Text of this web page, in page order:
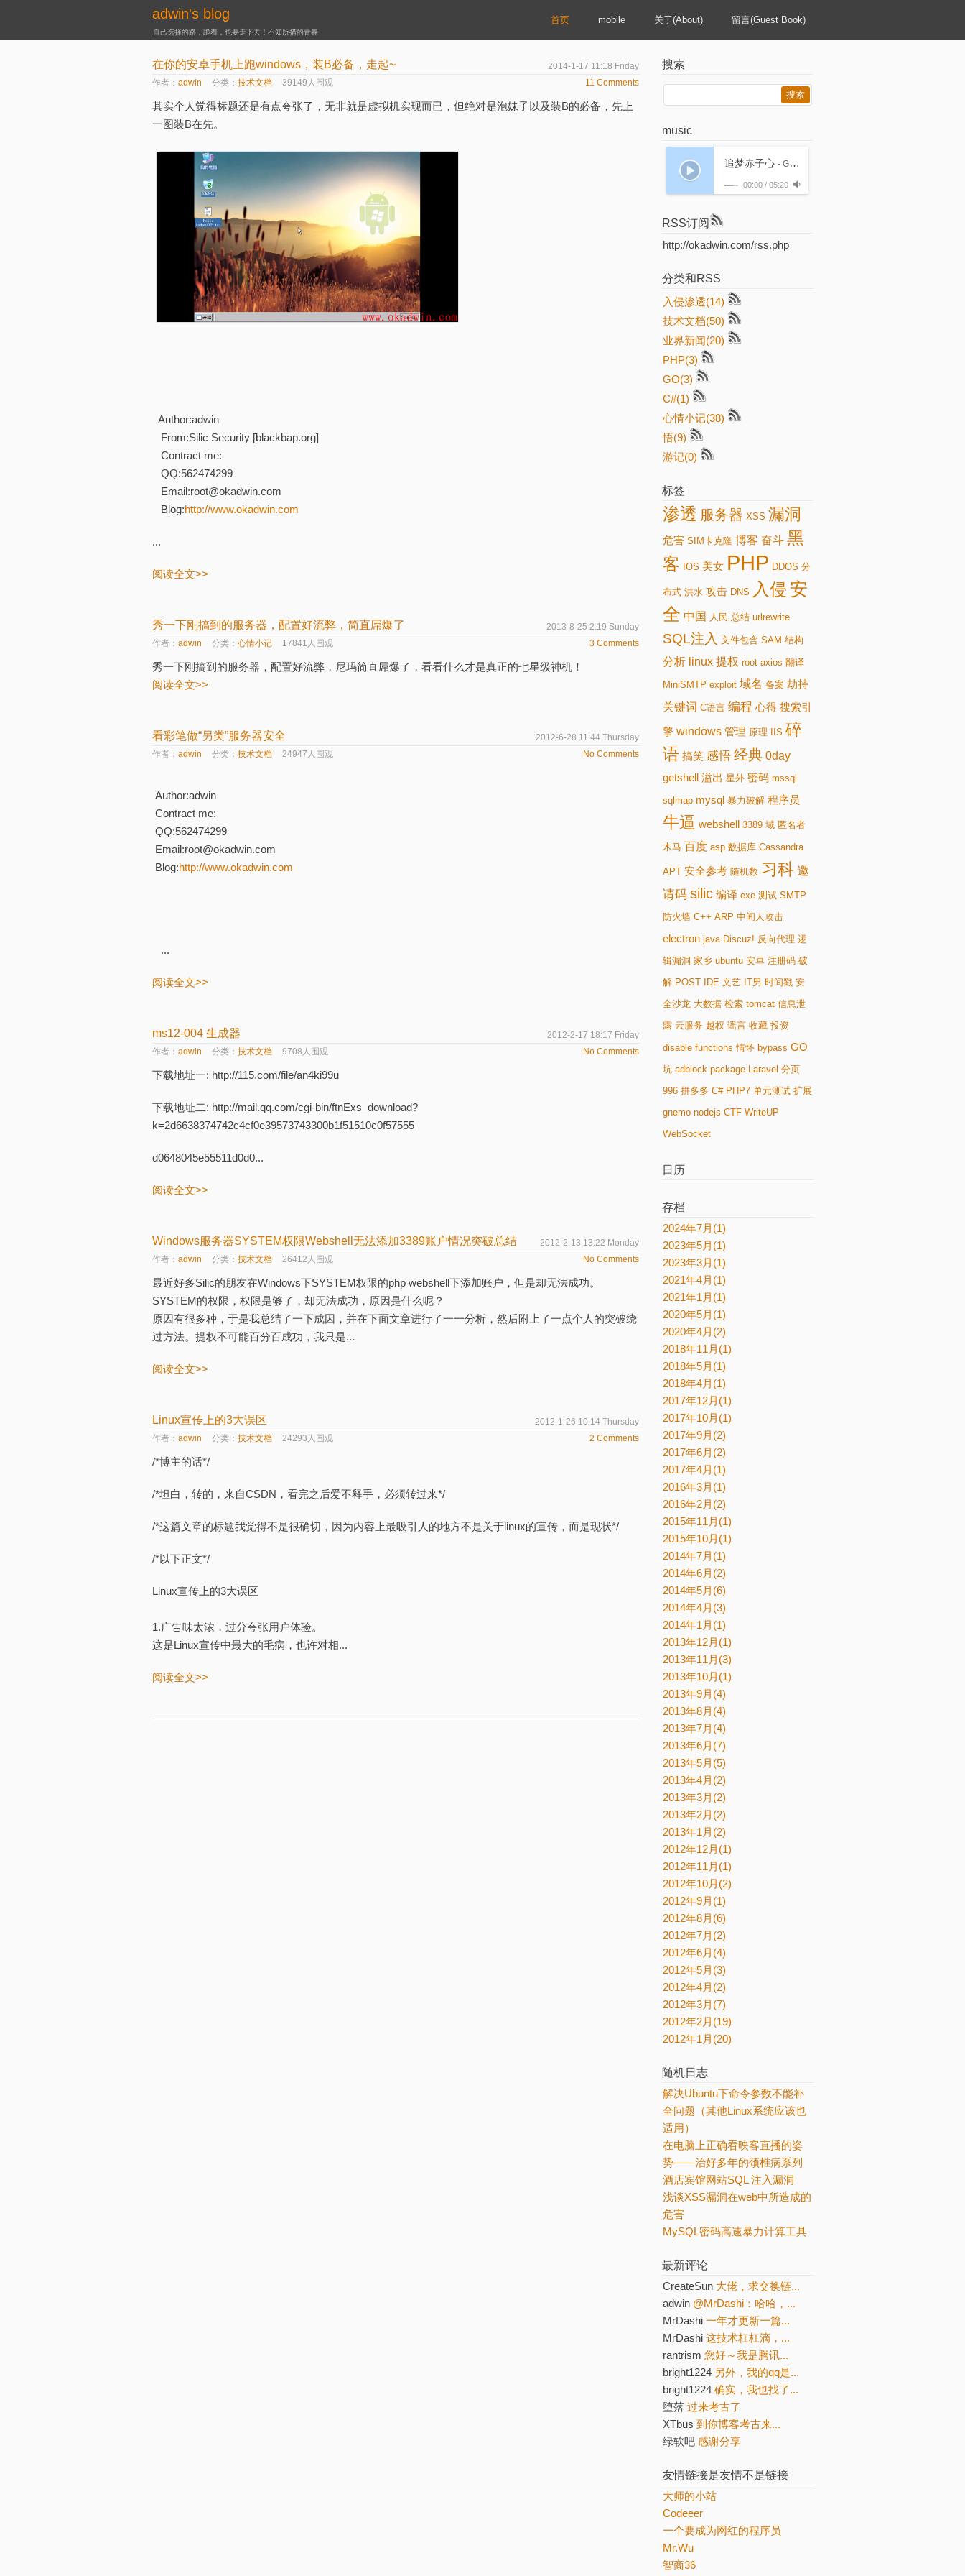
adwin's blog
自己选择的路，跪着，也要走下去！不知所措的青春
首页 mobile 关于(About) 留言(Guest Book)
2014-1-17 11:18 Friday
在你的安卓手机上跑windows，装B必备，走起~
11 Comments
作者： adwin 分类： 技术文档 39149人围观
其实个人觉得标题还是有点夸张了，无非就是虚拟机实现而已，但绝对是泡妹子以及装B的必备，先上
一图装B在先。
Author:adwin
From:Silic Security [blackbap.org]
Contract me:
QQ:562474299
Email:root@okadwin.com
Blog:http://www.okadwin.com
...
阅读全文>>
2013-8-25 2:19 Sunday
秀一下刚搞到的服务器，配置好流弊，简直屌爆了
3 Comments
作者： adwin 分类： 心情小记 17841人围观
秀一下刚搞到的服务器，配置好流弊，尼玛简直屌爆了，看看什么才是真正的七星级神机！
阅读全文>>
2012-6-28 11:44 Thursday
看彩笔做“另类”服务器安全
No Comments
作者： adwin 分类： 技术文档 24947人围观
Author:adwin
Contract me:
QQ:562474299
Email:root@okadwin.com
Blog:http://www.okadwin.com
...
阅读全文>>
2012-2-17 18:17 Friday
ms12-004 生成器
No Comments
作者： adwin 分类： 技术文档 9708人围观
下载地址一: http://115.com/file/an4ki99u
下载地址二: http://mail.qq.com/cgi-bin/ftnExs_download?
k=2d6638374742c4cf0e39573743300b1f51510c0f57555
d0648045e55511d0d0...
阅读全文>>
2012-2-13 13:22 Monday
Windows服务器SYSTEM权限Webshell无法添加3389账户情况突破总结
No Comments
作者： adwin 分类： 技术文档 26412人围观
最近好多Silic的朋友在Windows下SYSTEM权限的php webshell下添加账户，但是却无法成功。
SYSTEM的权限，权限是够了，却无法成功，原因是什么呢？
原因有很多种，于是我总结了一下成因，并在下面文章进行了一一分析，然后附上了一点个人的突破绕
过方法。提权不可能百分百成功，我只是...
阅读全文>>
2012-1-26 10:14 Thursday
Linux宣传上的3大误区
2 Comments
作者： adwin 分类： 技术文档 24293人围观
/*博主的话*/
/*坦白，转的，来自CSDN，看完之后爱不释手，必须转过来*/
/*这篇文章的标题我觉得不是很确切，因为内容上最吸引人的地方不是关于linux的宣传，而是现状*/
/*以下正文*/
Linux宣传上的3大误区
1.广告味太浓，过分夸张用户体验。
这是Linux宣传中最大的毛病，也许对相...
阅读全文>>
搜索
music
追梦赤子心 - GALA
00:00 / 05:20
RSS订阅
http://okadwin.com/rss.php
分类和RSS
入侵渗透(14)
技术文档(50)
业界新闻(20)
PHP(3)
GO(3)
C#(1)
心情小记(38)
悟(9)
游记(0)
标签
渗透 服务器 XSS 漏洞
危害 SIM卡克隆 博客 奋斗 黑
客 IOS 美女 PHP DDOS 分
布式 洪水 攻击 DNS 入侵 安
全 中国 人民 总结 urlrewrite
SQL注入 文件包含 SAM 结构
分析 linux 提权 root axios 翻译
MiniSMTP exploit 域名 备案 劫持
关键词 C语言 编程 心得 搜索引
擎 windows 管理 原理 IIS 碎
语 搞笑 感悟 经典 0day
getshell 溢出 星外 密码 mssql
sqlmap mysql 暴力破解 程序员
牛逼 webshell 3389 域 匿名者
木马 百度 asp 数据库 Cassandra
APT 安全参考 随机数 习科 邀
请码 silic 编译 exe 测试 SMTP
防火墙 C++ ARP 中间人攻击
electron java Discuz! 反向代理 逻
辑漏洞 家乡 ubuntu 安卓 注册码 破
解 POST IDE 文艺 IT男 时间戳 安
全沙龙 大数据 检索 tomcat 信息泄
露 云服务 越权 谣言 收藏 投资
disable functions 情怀 bypass GO
坑 adblock package Laravel 分页
996 拼多多 C# PHP7 单元测试 扩展
gnemo nodejs CTF WriteUP
WebSocket
日历
存档
2024年7月(1)
2023年5月(1)
2023年3月(1)
2021年4月(1)
2021年1月(1)
2020年5月(1)
2020年4月(2)
2018年11月(1)
2018年5月(1)
2018年4月(1)
2017年12月(1)
2017年10月(1)
2017年9月(2)
2017年6月(2)
2017年4月(1)
2016年3月(1)
2016年2月(2)
2015年11月(1)
2015年10月(1)
2014年7月(1)
2014年6月(2)
2014年5月(6)
2014年4月(3)
2014年1月(1)
2013年12月(1)
2013年11月(3)
2013年10月(1)
2013年9月(4)
2013年8月(4)
2013年7月(4)
2013年6月(7)
2013年5月(5)
2013年4月(2)
2013年3月(2)
2013年2月(2)
2013年1月(2)
2012年12月(1)
2012年11月(1)
2012年10月(2)
2012年9月(1)
2012年8月(6)
2012年7月(2)
2012年6月(4)
2012年5月(3)
2012年4月(2)
2012年3月(7)
2012年2月(19)
2012年1月(20)
随机日志
解决Ubuntu下命令参数不能补
全问题（其他Linux系统应该也
适用）
在电脑上正确看映客直播的姿
势——治好多年的颈椎病系列
酒店宾馆网站SQL 注入漏洞
浅谈XSS漏洞在web中所造成的
危害
MySQL密码高速暴力计算工具
最新评论
CreateSun 大佬，求交换链...
adwin @MrDashi：哈哈，...
MrDashi 一年才更新一篇...
MrDashi 这技术杠杠滴，...
rantrism 您好～我是腾讯...
bright1224 另外，我的qq是...
bright1224 确实，我也找了...
堕落 过来考古了
XTbus 到你博客考古来...
绿软吧 感谢分享
友情链接是友情不是链接
大师的小站
Codeeer
一个要成为网红的程序员
Mr.Wu
智商36